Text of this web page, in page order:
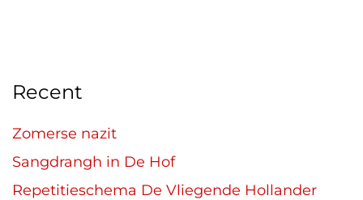
Recent
Zomerse nazit
Sangdrangh in De Hof
Repetitieschema De Vliegende Hollander